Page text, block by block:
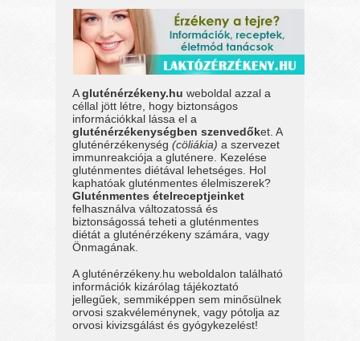
Agluténérzékeny.hu weboldal azzal a
céllal jött létre, hogy biztonságos
információkkal lássa el a
gluténérzékenységben szenvedőket. A
gluténérzékenység(cöliákia) a szervezet
immunreakciója a gluténere. Kezelése
gluténmentes diétával lehetséges. Hol
kaphatóak gluténmentes élelmiszerek?
Gluténmentes ételreceptjeinket
felhasználva változatossá és
biztonságossá teheti a gluténmentes
diétát a gluténérzékeny számára, vagy
Önmagának.
A gluténérzékeny.hu weboldalon található
információk kizárólag tájékoztató
jellegűek, semmiképpen sem minősülnek
orvosi szakvéleménynek, vagy pótolja az
orvosi kivizsgálást és gyógykezelést!